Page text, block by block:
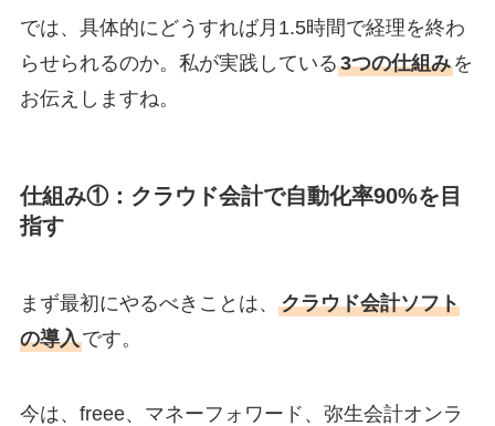
では、具体的にどうすれば月1.5時間で経理を終わ
らせられるのか。私が実践している3つの仕組みを
お伝えしますね。
仕組み①：クラウド会計で自動化率90%を目
指す
まず最初にやるべきことは、 クラウド会計ソフト
の導入です。
今は、freee、マネーフォワード、弥生会計オンラ